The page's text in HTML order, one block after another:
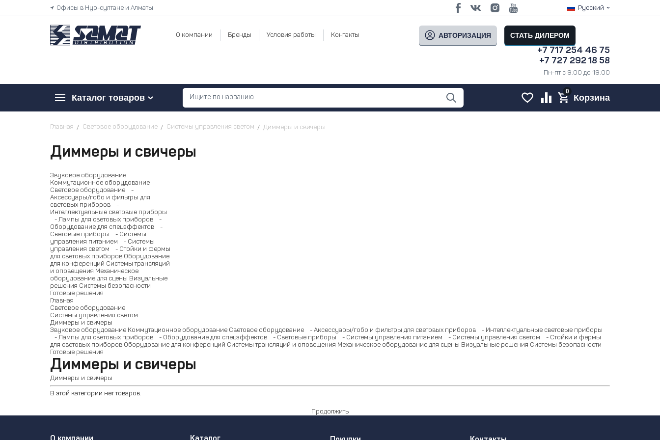
Офисы в Нур-султане и Алматы Русский
О компании Бренды Условия работы Контакты АВТОРИЗАЦИЯ СТАТЬ ДИЛЕРОМ
+7 717 254 46 75
+7 727 292 18 58
Пн-пт с 9:00 до 19:00
Каталог товаров Корзина
0
Главная Световое оборудование Системы управления светом Диммеры и свичеры
Диммеры и свичеры
Звуковое оборудование
Коммутационное оборудование
Световое оборудование
-
Аксессуары/гобо и фильтры для
световых приборов
-
Интеллектуальные световые приборы
- Лампы для световых приборов
-
Оборудование для спецэффектов
-
Световые приборы
- Системы
управления питанием
- Системы
управления светом
- Стойки и фермы
для световых приборов Оборудование
для конференций Системы трансляций
и оповещения Механическое
оборудование для сцены Визуальные
решения Системы безопасности
Готовые решения
Главная
Световое оборудование
Системы управления светом
Диммеры и свичеры
Звуковое оборудование Коммутационное оборудование Световое оборудование - Аксессуары/гобо и фильтры для световых приборов
- Интеллектуальные световые приборы
- Лампы для световых приборов
- Оборудование для спецэффектов - Световые приборы - Системы управления питанием - Системы управления светом
- Стойки и фермы
для световых приборов Оборудование для конференций Системы трансляций и оповещения Механическое оборудование для сцены Визуальные решения Системы безопасности
Готовые решения
Диммеры и свичеры
Диммеры и свичеры
В этой категории нет товаров.
Продолжить